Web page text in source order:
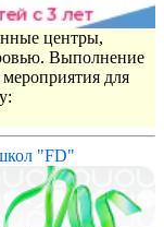
центры,
Выполнение
для
"FD"